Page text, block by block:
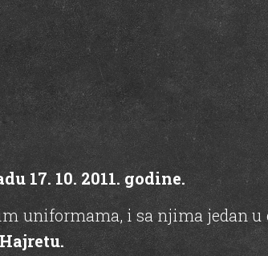
17. 10. 2011. godine.
uniformama, i sa njima jedan